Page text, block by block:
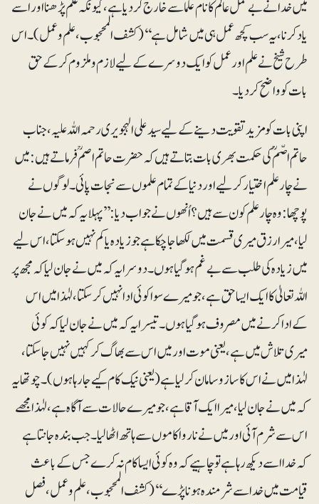
میں خدا نے بے عمل عالم کا نام علما سے خارج کردیا ہے، کیونکہ علم پڑھنا اور اسے
یاد کرنا، یہ سب کچھ عمل ہی میں شامل ہے‘‘(کشف المحجوب، علم وعمل)۔ اس
طرح شیخ نے علم اور عمل کو ایک دوسرے کے لیے لازم وملزوم کرکے حق
بات کو واضح کردیا۔
اپنی بات کو مزید تقویت دینے کے لیے سید علی الہجویری رحمہ اللہ علیہ، جناب
حاتم اصّمؒ کی حکمت بھری بات بتاتے ہیں کہ حضرت حاتم اصم ؒ فرماتے ہیں: میں
نے چار علم اختیار کرلیے اور دنیا کے تمام علموں سے نجات پائی۔ لوگوں نے
پوچھا: وہ چار علم کون سے ہیں؟ اُنھوں نے جواب دیا: ’’پہلا یہ کہ میں نے جان
لیا، میرا رزق میری قسمت میں لکھا جاچکا ہے جو زیادہ یا کم نہیں ہوسکتا، اس لیے
میں زیادہ کی طلب سے بے غم ہوگیا ہوں۔ دوسر ایہ کہ میں نے جان لیا کہ مجھ پر
اللہ تعالیٰ کا ایک ایسا حق ہے، جو میرے سوا کوئی ادا نہیں کرسکتا، لہٰذا میں اس
کے ادا کرنے میں مصروف ہو گیا ہوں۔ تیسرا یہ کہ میں نے جان لیا کہ کوئی
میری تلاش میں ہے، یعنی موت اور میں اس سے بھاگ کر کہیں نہیں جاسکتا،
لہٰذا میں نے اس کا سازو سامان کرلیا ہے (یعنی نیک کام کیے جارہا ہوں)۔ چوتھا یہ
کہ میں نے جان لیا ، میرا ایک آقا ہے، جو میرے حالات سے آگاہ ہے، لہٰذا مجھے
اس سے شرم آئی اور میں نے ناروا کاموں سے ہاتھ اٹھا لیا۔ جب بندہ جانتا ہے
کہ خدا اسے دیکھ رہا ہے تو چاہیے کہ وہ کوئی ایسا کام نہ کرے جس کے باعث
قیامت میں خدا سے شرمندہ ہونا پڑے‘‘ (کشف المحجوب، علم و عمل، فصل